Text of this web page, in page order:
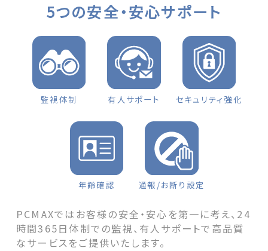
5つの安全・安心サポート
監視体制 有人サポート セキュリティ強化
年齢確認 通報/お断り設定
PCMAXではお客様の安全・安心を第一に考え、24
時間365日体制での監視、有人サポートで高品質
なサービスをご提供いたします。